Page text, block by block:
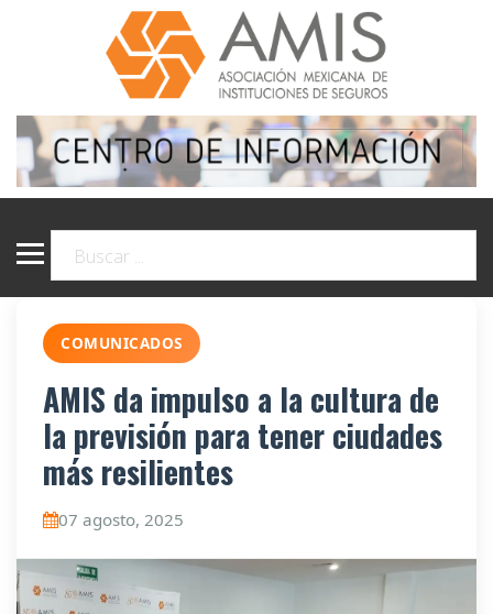
COMUNICADOS
AMIS da impulso a la cultura de
la previsión para tener ciudades
más resilientes
07 agosto, 2025